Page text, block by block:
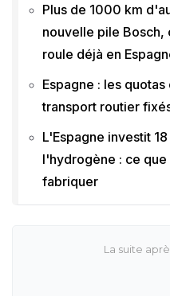
Plus de 1000 km
nouvelle pile Bosch,
roule déjà en
Espagne : les
transport routier
L'Espagne investit
l'hydrogène : ce
fabriquer